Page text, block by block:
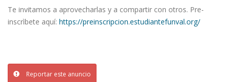
Te invitamos a aprovecharlas y a compartir con otros. Pre-
inscrìbete aquí: https://preinscripcion.estudiantefunval.org/
Reportar este anuncio